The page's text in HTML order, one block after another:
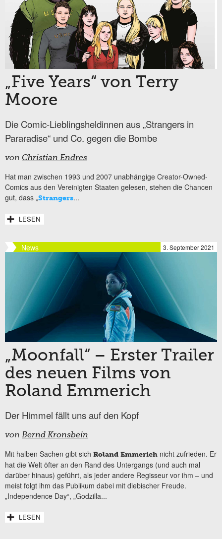
„Five Years“ von Terry
Moore
Die Comic-Lieblingsheldinnen aus „Strangers in
Pararadise“ und Co. gegen die Bombe
von Christian Endres
Hat man zwischen 1993 und 2007 unabhängige Creator-Owned-
Comics aus den Vereinigten Staaten gelesen, stehen die Chancen
gut, dass „Strangers...
LESEN
News 3. September 2021
„Moonfall“ – Erster Trailer
des neuen Films von
Roland Emmerich
Der Himmel fällt uns auf den Kopf
von Bernd Kronsbein
Mit halben Sachen gibt sich Roland Emmerich nicht zufrieden. Er
hat die Welt öfter an den Rand des Untergangs (und auch mal
darüber hinaus) geführt, als jeder andere Regisseur vor ihm – und
meist folgt ihm das Publikum dabei mit diebischer Freude.
„Independence Day“, „Godzilla...
LESEN